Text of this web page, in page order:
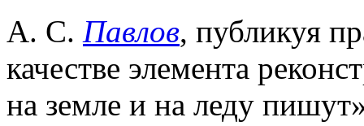
А. С. Павлов, публикуя
качестве элемента
на земле и на леду